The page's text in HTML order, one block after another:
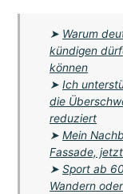
➤ Warum
kündigen
können
➤Ich
die
reduziert
➤Mein
Fassade,
➤Sport ab
Wandern